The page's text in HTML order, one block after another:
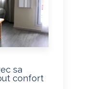
sa
confort